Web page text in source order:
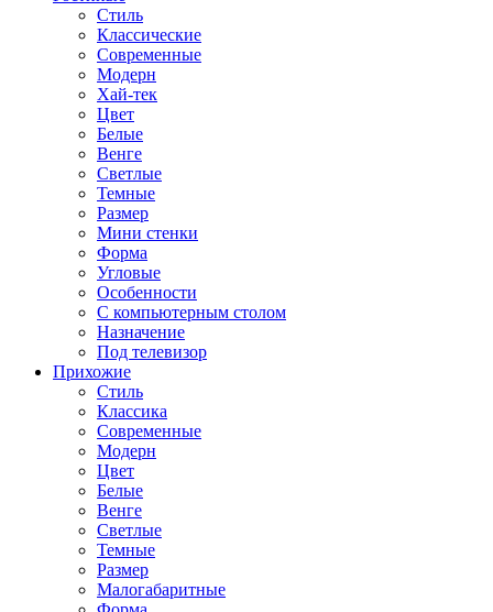
Стиль
Классические
Современные
Модерн
Хай-тек
Цвет
Белые
Венге
Светлые
Темные
Размер
Мини стенки
Форма
Угловые
Особенности
С компьютерным столом
Назначение
Под телевизор
Прихожие
Стиль
Классика
Современные
Модерн
Цвет
Белые
Венге
Светлые
Темные
Размер
Малогабаритные